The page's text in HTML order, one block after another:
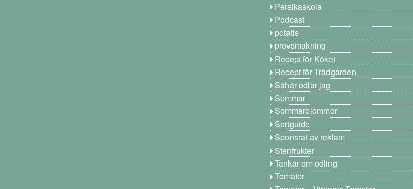
Persikaskola
Podcast
potatis
provsmakning
Recept för Köket
Recept för Trädgården
Såhär odlar jag
Sommar
Sommarblommor
Sortguide
Sponsrat av reklam
Stenfrukter
Tankar om odling
Tomater